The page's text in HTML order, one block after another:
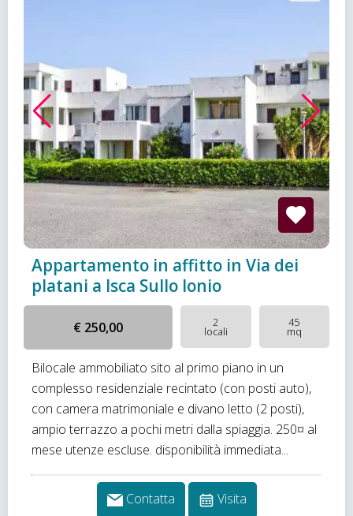
Appartamento in affitto in Via dei
platani a Isca Sullo Ionio
€ 250,00 2
locali
45
mq
Bilocale ammobiliato sito al primo piano in un
complesso residenziale recintato (con posti auto),
con camera matrimoniale e divano letto (2 posti),
ampio terrazzo a pochi metri dalla spiaggia. 250¤ al
mese utenze escluse. disponibilità immediata...
Contatta Visita